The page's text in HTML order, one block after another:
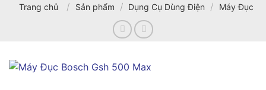
Trang chủ / Sản phẩm / Dụng Cụ Dùng Điện / Máy Đục